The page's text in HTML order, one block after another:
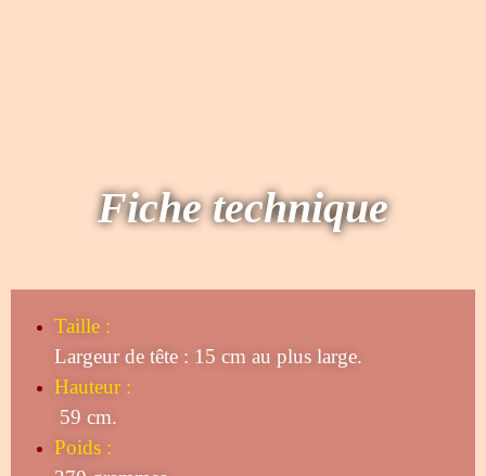
Fiche technique
Taille :
Largeur de tête : 15 cm au plus large.
Hauteur :
59 cm.
Poids :